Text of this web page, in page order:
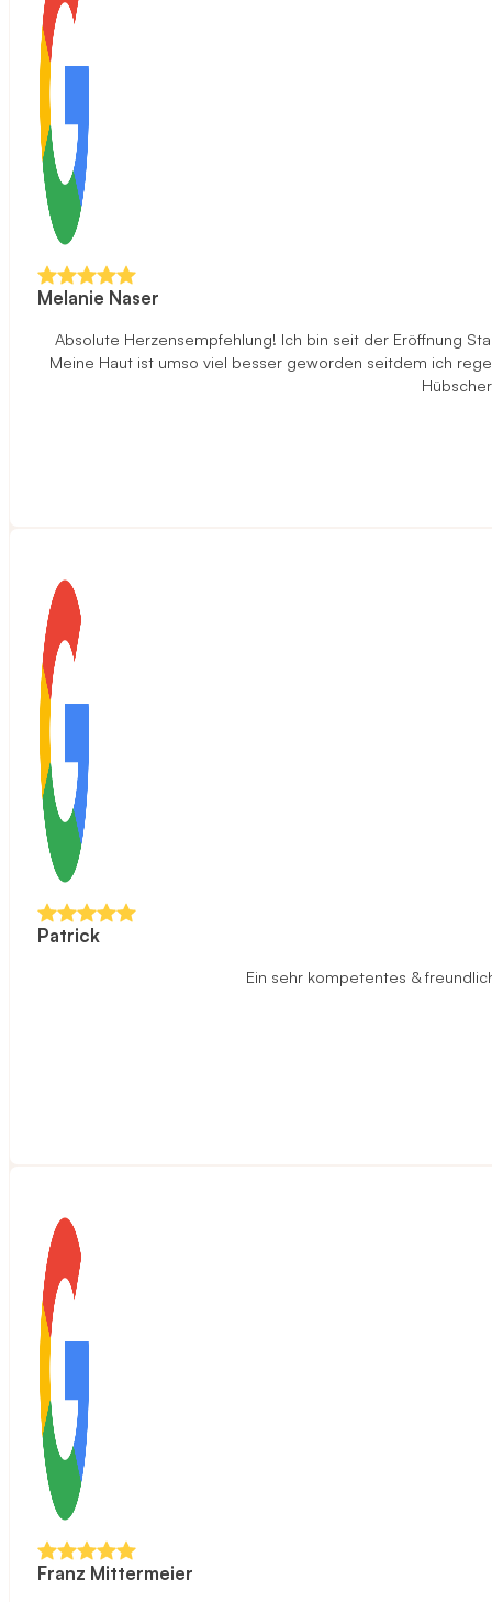
Melanie Naser
Absolute Herzensempfehlung! Ich bin seit der Eröffnung
Meine Haut ist umso viel besser geworden seitdem ich
Patrick
Ein sehr kompetentes &
Franz Mittermeier